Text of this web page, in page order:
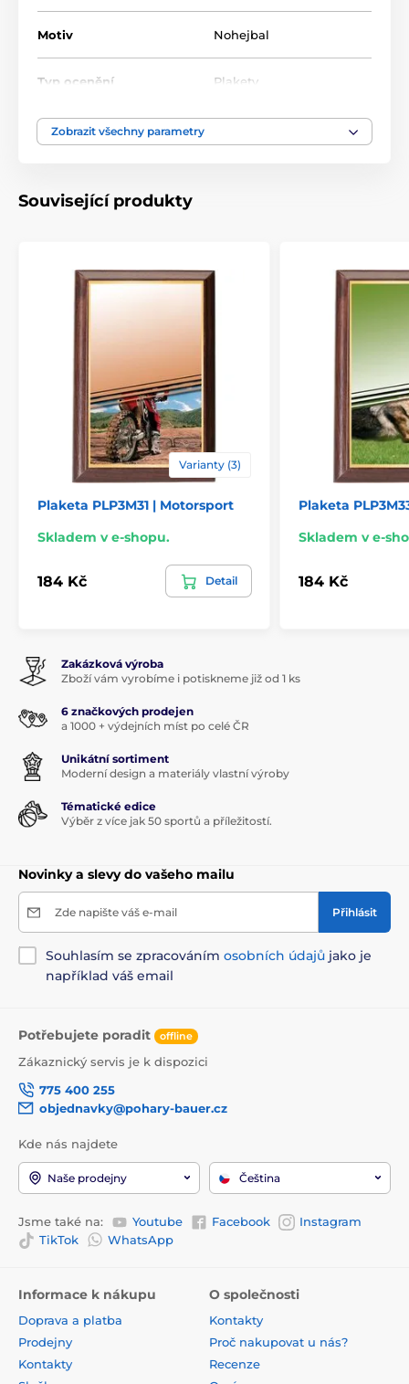
Motiv Nohejbal
Typ ocenění Plakety
Materiál
Zobrazit všechny parametry
Související produkty
Varianty (3)
Plaketa PLP3M31 | Motorsport
Skladem v e-shopu.
184 Kč Detail
Plaketa
Skladem v e-
184 Kč
Zakázková výroba
Zboží vám vyrobíme i potiskneme již od 1 ks
6 značkových prodejen
a 1000 + výdejních míst po celé ČR
Unikátní sortiment
Moderní design a materiály vlastní výroby
Tématické edice
Výběr z více jak 50 sportů a příležitostí.
Novinky a slevy do vašeho mailu
Zde napište váš e-mail Přihlásit
Souhlasím se zpracováním osobních údajů jako je
například váš email
Potřebujete poradit offline
Zákaznický servis je k dispozici
775 400 255
objednavky@pohary-bauer.cz
Kde nás najdete
Naše prodejny Čeština
Jsme také na: Youtube Facebook
Instagram
TikTok
WhatsApp
Informace k nákupu
Doprava a platba
Prodejny
Kontakty
O společnosti
Kontakty
Proč nakupovat u nás?
Recenze